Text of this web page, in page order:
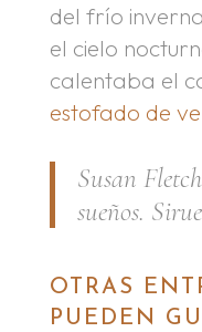
del frío
el cielo
calentaba el
estofado de
Susan
sueños.
OTRAS
PUEDEN